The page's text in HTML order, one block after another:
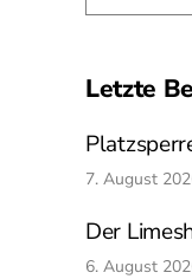
Letzte
7. August
Der
6. August